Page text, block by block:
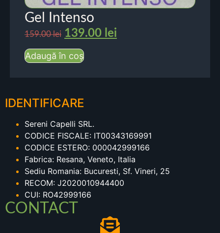
Gel Intenso
159.00lei 139.00 lei
Adaugă în coș
IDENTIFICARE
Sereni Capelli SRL.
CODICE FISCALE: IT00343169991
CODICE ESTERO: 000042999166
Fabrica: Resana, Veneto, Italia
Sediu Romania: Bucuresti, Sf. Vineri, 25
RECOM: J2020010944400
CUI: RO42999166
CONTACT